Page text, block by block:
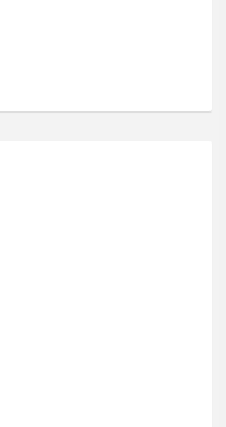
Amp gekauft.
man sich
beim Fachmann zu
kaufe hier immer